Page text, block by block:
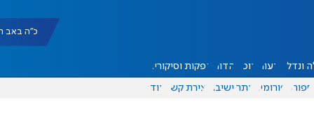
כ"ה באב תשפ"ו
ונדל"ן דעות אוכל יהדות הפקות וסיקורים
ספורט פורומים אתר ישיבה יצירת קשר עוד